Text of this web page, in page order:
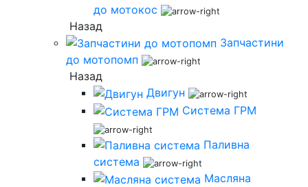
до мотокос
Назад
Запчастини
до мотопомп
Назад
Двигун
Система ГРМ
Паливна
система
Масляна